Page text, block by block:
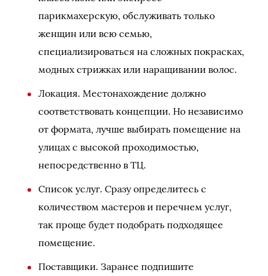
парикмахерскую, обслуживать только
женщин или всю семью,
специализироваться на сложных покрасках,
модных стрижках или наращивании волос.
Локация. Местонахождение должно
соответствовать концепции. Но независимо
от формата, лучше выбирать помещение на
улицах с высокой проходимостью,
непосредственно в ТЦ.
Список услуг. Сразу определитесь с
количеством мастеров и перечнем услуг,
так проще будет подобрать подходящее
помещение.
Поставщики. Заранее подпишите